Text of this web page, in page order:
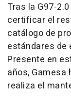
Tras la G97-
certificar el
catálogo de
estándares de
Presente en
años, Gamesa
realiza el